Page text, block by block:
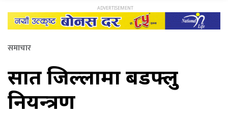
समाचार
सात जिल्लामा बर्डफ्लु
नियन्त्रण